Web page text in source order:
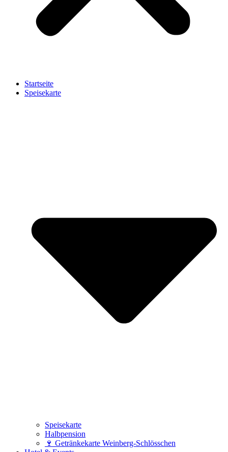
Startseite
Speisekarte
Speisekarte
Halbpension
🍷 Getränkekarte Weinberg-Schlösschen